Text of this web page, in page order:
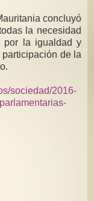
concluyó
la necesidad
por la igualdad y
de la
sociedad/2016-